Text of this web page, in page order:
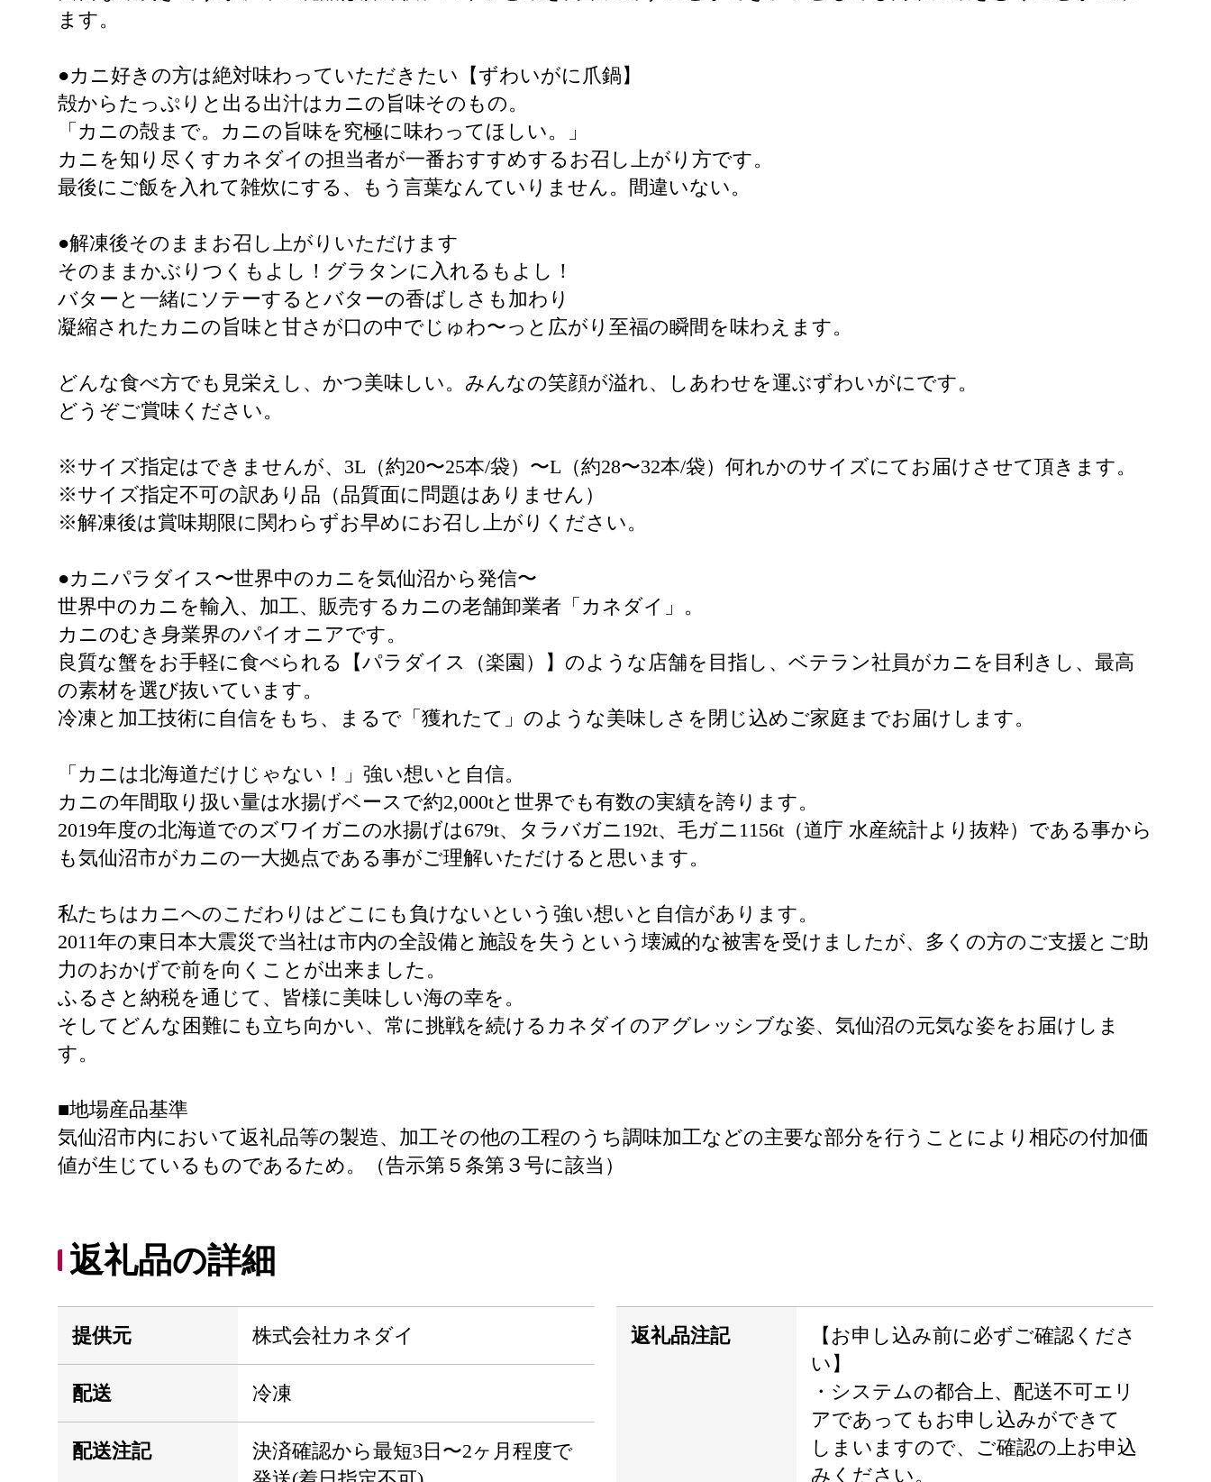
ます。
●カニ好きの方は絶対味わっていただきたい【ずわいがに爪鍋】
殻からたっぷりと出る出汁はカニの旨味そのもの。
「カニの殻まで。カニの旨味を究極に味わってほしい。」
カニを知り尽くすカネダイの担当者が一番おすすめするお召し上がり方です。
最後にご飯を入れて雑炊にする、もう言葉なんていりません。間違いない。
●解凍後そのままお召し上がりいただけます
そのままかぶりつくもよし！グラタンに入れるもよし！
バターと一緒にソテーするとバターの香ばしさも加わり
凝縮されたカニの旨味と甘さが口の中でじゅわ〜っと広がり至福の瞬間を味わえます。
どんな食べ方でも見栄えし、かつ美味しい。みんなの笑顔が溢れ、しあわせを運ぶずわいがにです。
どうぞご賞味ください。
※サイズ指定はできませんが、3L（約20〜25本/袋）〜L（約28〜32本/袋）何れかのサイズにてお届けさせて頂きます。
※サイズ指定不可の訳あり品（品質面に問題はありません）
※解凍後は賞味期限に関わらずお早めにお召し上がりください。
●カニパラダイス〜世界中のカニを気仙沼から発信〜
世界中のカニを輸入、加工、販売するカニの老舗卸業者「カネダイ」。
カニのむき身業界のパイオニアです。
良質な蟹をお手軽に食べられる【パラダイス（楽園）】のような店舗を目指し、ベテラン社員がカニを目利きし、最高
の素材を選び抜いています。
冷凍と加工技術に自信をもち、まるで「獲れたて」のような美味しさを閉じ込めご家庭までお届けします。
「カニは北海道だけじゃない！」強い想いと自信。
カニの年間取り扱い量は水揚げベースで約2,000tと世界でも有数の実績を誇ります。
2019年度の北海道でのズワイガニの水揚げは679t、タラバガニ192t、毛ガニ1156t（道庁 水産統計より抜粋）である事から
も気仙沼市がカニの一大拠点である事がご理解いただけると思います。
私たちはカニへのこだわりはどこにも負けないという強い想いと自信があります。
2011年の東日本大震災で当社は市内の全設備と施設を失うという壊滅的な被害を受けましたが、多くの方のご支援とご助
力のおかげで前を向くことが出来ました。
ふるさと納税を通じて、皆様に美味しい海の幸を。
そしてどんな困難にも立ち向かい、常に挑戦を続けるカネダイのアグレッシブな姿、気仙沼の元気な姿をお届けしま
す。
■地場産品基準
気仙沼市内において返礼品等の製造、加工その他の工程のうち調味加工などの主要な部分を行うことにより相応の付加価
値が生じているものであるため。（告示第５条第３号に該当）
返礼品の詳細
提供元 株式会社カネダイ
配送 冷凍
配送注記
決済確認から最短3日〜2ヶ月程度で
返礼品注記
【お申し込み前に必ずご確認くださ
い】
・システムの都合上、配送不可エリ
アであってもお申し込みができて
しまいますので、ご確認の上お申込
みください。